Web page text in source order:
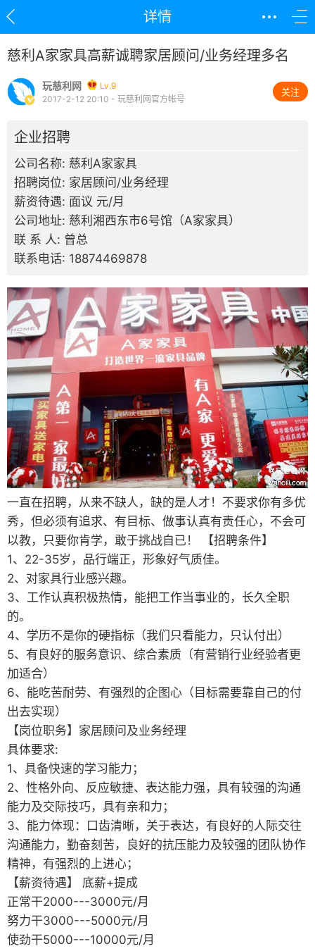
详情
慈利A家家具高薪诚聘家居顾问/业务经理多名
玩慈利网
Lv.9
2017-2-12 20:10 - 玩慈利网官方帐号
关注
企业招聘
公司名称: 慈利A家家具
招聘岗位: 家居顾问/业务经理
薪资待遇: 面议 元/月
公司地址: 慈利湘西东市6号馆（A家家具）
联 系 人: 曾总
联系电话: 18874469878
一直在招聘，从来不缺人，缺的是人才！不要求你有多优
秀，但必须有追求、有目标、做事认真有责任心，不会可
以教，只要你肯学，敢于挑战自已！ 【招聘条件】
1、22-35岁，品行端正，形象好气质佳。
2、对家具行业感兴趣。
3、工作认真积极热情，能把工作当事业的，长久全职
的。
4、学历不是你的硬指标（我们只看能力，只认付出）
5、有良好的服务意识、综合素质（有营销行业经验者更
加适合）
6、能吃苦耐劳、有强烈的企图心（目标需要靠自己的付
出去实现）
【岗位职务】家居顾问及业务经理
具体要求:
1、具备快速的学习能力；
2、性格外向、反应敏捷、表达能力强，具有较强的沟通
能力及交际技巧，具有亲和力；
3、能力体现：口齿清晰，关于表达，有良好的人际交往
沟通能力，勤奋刻苦，良好的抗压能力及较强的团队协作
精神，有强烈的上进心；
【薪资待遇】 底薪+提成
正常干2000---3000元/月
努力干3000---5000元/月
使劲干5000---10000元/月